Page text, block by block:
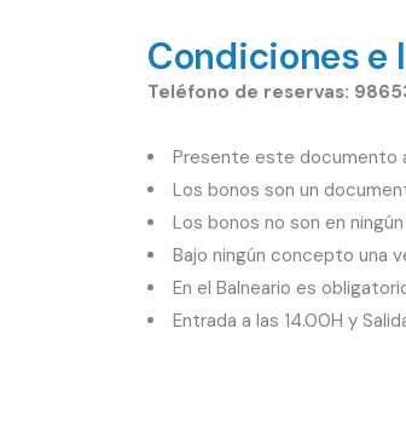
Condiciones e
Teléfono de reservas:
Presente este documento
Los bonos son un
Los bonos no son en
Bajo ningún concepto una
En el Balneario es
Entrada a las 14.00H y